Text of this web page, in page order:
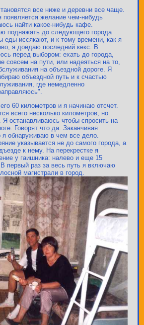
все ниже и деревни все чаще.
появляется желание чем-нибудь
найти какое-нибудь кафе.
поднажать до следующего города
еды иссякают, и к тому времени, как я
я доедаю последний кекс. В
перед выбором: ехать до города,
совсем на пути, или надеяться на то,
на объездной дороге. Я
объездной путь и к счастью
где немедленно
60 километров и я начинаю отсчет.
всего несколько километров, но
Я останавливаюсь чтобы спросить на
Говорят что да. Заканчивая
я обнаруживаю в чем все дело.
указывается не до самого города, а
к нему. На перекрестке я
у гаишника: налево и еще 15
первый раз за весь путь я включаю
магистрали в город.